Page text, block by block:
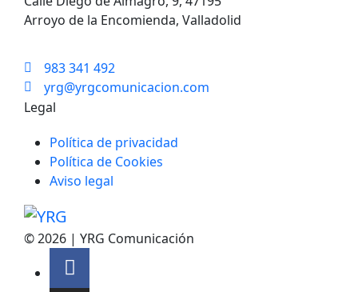
Arroyo de la Encomienda, Valladolid
983 341 492
yrg@yrgcomunicacion.com
Legal
Política de privacidad
Política de Cookies
Aviso legal
© 2026 | YRG Comunicación